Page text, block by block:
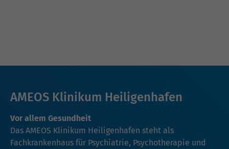
AMEOS Klinikum Heiligenhafen
Vor allem Gesundheit
Das AMEOS Klinikum Heiligenhafen steht als
Fachkrankenhaus für Psychiatrie, Psychotherapie und